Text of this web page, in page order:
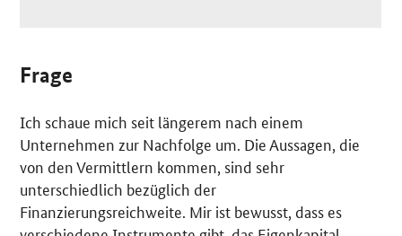
Frage
Ich schaue mich seit längerem nach einem
Unternehmen zur Nachfolge um. Die Aussagen, die
von den Vermittlern kommen, sind sehr
unterschiedlich bezüglich der
Finanzierungsreichweite. Mir ist bewusst, dass es